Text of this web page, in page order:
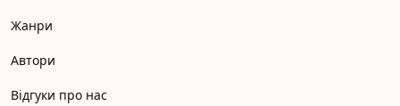
Жанри
Автори
Відгуки про нас